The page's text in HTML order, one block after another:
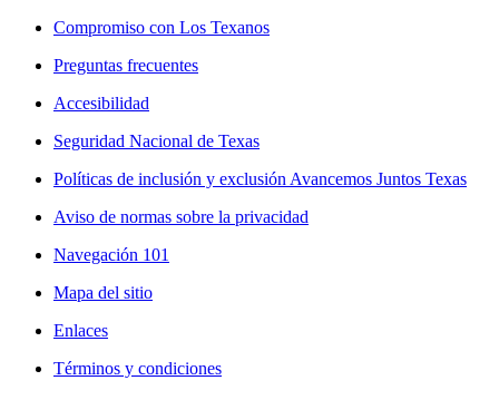
Compromiso con Los Texanos
Preguntas frecuentes
Accesibilidad
Seguridad Nacional de Texas
Políticas de inclusión y exclusión Avancemos Juntos Texas
Aviso de normas sobre la privacidad
Navegación 101
Mapa del sitio
Enlaces
Términos y condiciones